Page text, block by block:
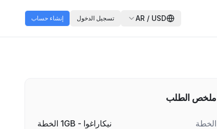
AR / USD تسجيل الدخول إنشاء حساب
ملخص الطلب
الخطة نيكاراغوا - 1GB الخطة